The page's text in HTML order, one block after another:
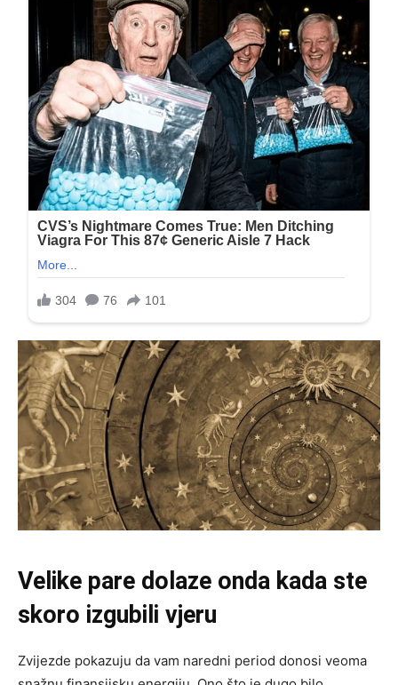
Velike pare dolaze onda kada ste
skoro izgubili vjeru
Zvijezde pokazuju da vam naredni period donosi veoma